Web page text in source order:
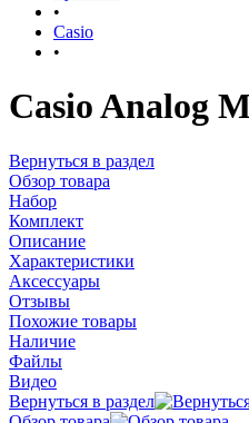
•
Casio
•
Casio Analog
Вернуться в раздел
Обзор товара
Набор
Комплект
Описание
Характеристики
Аксессуары
Отзывы
Похожие товары
Наличие
Файлы
Видео
Вернуться в раздел